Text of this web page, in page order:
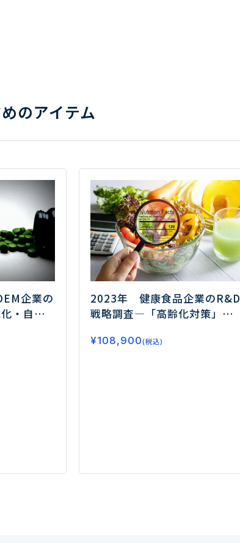
のアイテム
企業の
・自動
2023年 健康食品企業のR&D
戦略調査―「高齢化対策」
タサイエンスの活用」が事業
¥108,900(税込)